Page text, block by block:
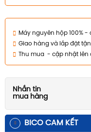
Máy nguyên hộp 100% -
Giao hàng và lắp đặt
Thu mua - cập nhật lên
Nhắn tin
mua hàng
BICO CAM KẾT